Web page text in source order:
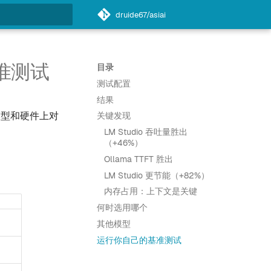
druide67/asiai
目录
测试配置
结果
关键发现
LM Studio 吞吐量胜出
（+46%）
Ollama TTFT 胜出
LM Studio 更节能（+82%）
内存占用：上下文是关键
何时选用哪个
其他模型
运行你自己的基准测试
测试
和硬件上对